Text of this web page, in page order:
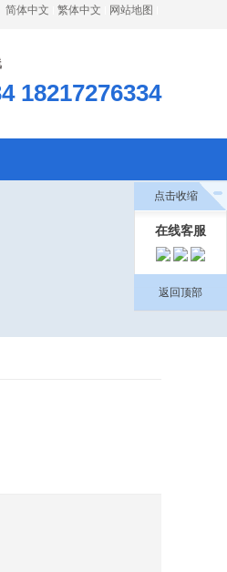
简体中文 繁体中文 网站地图
18217276334
点击收缩
在线客服
返回顶部